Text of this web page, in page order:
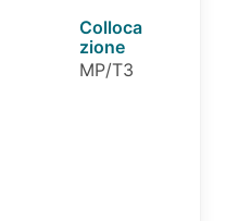
Colloca
zione
MP/T3